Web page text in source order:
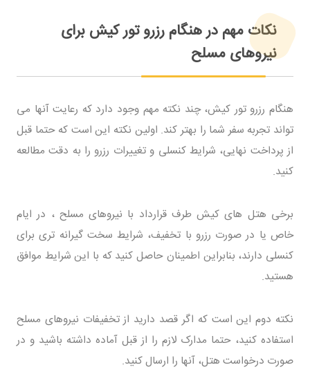
نکات مهم در هنگام رزرو تور کیش برای
نیروهای مسلح
هنگام رزرو تور کیش، چند نکته مهم وجود دارد که رعایت آنها می
تواند تجربه سفر شما را بهتر کند. اولین نکته این است که حتما قبل
از پرداخت نهایی، شرایط کنسلی و تغییرات رزرو را به دقت مطالعه
کنید.
برخی هتل های کیش طرف قرارداد با نیروهای مسلح ، در ایام
خاص یا در صورت رزرو با تخفیف، شرایط سخت گیرانه تری برای
کنسلی دارند، بنابراین اطمینان حاصل کنید که با این شرایط موافق
هستید.
نکته دوم این است که اگر قصد دارید از تخفیفات نیروهای مسلح
استفاده کنید، حتما مدارک لازم را از قبل آماده داشته باشید و در
صورت درخواست هتل، آنها را ارسال کنید.